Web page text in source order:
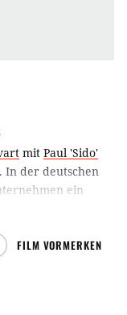
mit Paul 'Sido'
. In der deutschen
ein
haben,
zu ihren
FILM VORMERKEN